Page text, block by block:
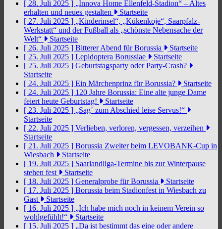
[ 28. Juli 2025 ] „Innova Home Ellenfeld-Stadion“ – Altes
erhalten und neues gestalten
Startseite
[ 27. Juli 2025 ] „Kinderinsel“, „Kükenkoje“, Saarpfalz-
Werkstatt“ und der Fußball als „schönste Nebensache der
Welt“
Startseite
[ 26. Juli 2025 ] Bitterer Abend für Borussia
Startseite
[ 25. Juli 2025 ] Lepidoptera Borussiae
Startseite
[ 25. Juli 2025 ] Geburtstagsparty oder Party-Crash?
Startseite
[ 24. Juli 2025 ] Ein Märchenprinz für Borussia?
Startseite
[ 24. Juli 2025 ] 120 Jahre Borussia: Eine alte junge Dame
feiert heute Geburtstag!
Startseite
[ 23. Juli 2025 ] „Sag´ zum Abschied leise Servus!“
Startseite
[ 22. Juli 2025 ] Verlieben, verloren, vergessen, verzeihen
Startseite
[ 21. Juli 2025 ] Borussia Zweiter beim LEVOBANK-Cup in
Wiesbach
Startseite
[ 19. Juli 2025 ] Saarlandliga-Termine bis zur Winterpause
stehen fest
Startseite
[ 18. Juli 2025 ] Generalprobe für Borussia
Startseite
[ 17. Juli 2025 ] Borussia beim Stadionfest in Wiesbach zu
Gast
Startseite
[ 16. Juli 2025 ] „Ich habe mich noch in keinem Verein so
wohlgefühlt!“
Startseite
[ 15. Juli 2025 ] „Da ist bestimmt das eine oder andere